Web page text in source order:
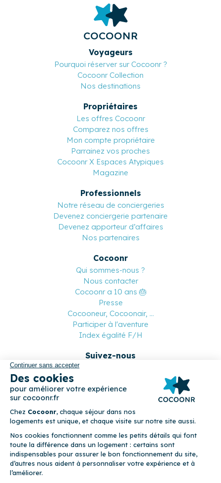
COCOONR
Voyageurs
Pourquoi réserver sur Cocoonr ?
Cocoonr Collection
Nos destinations
Propriétaires
Les offres Cocoonr
Comparez nos offres
Mon compte propriétaire
Parrainez vos proches
Cocoonr X Espaces Atypiques
Magazine
Professionnels
Notre réseau de conciergeries
Devenez conciergerie partenaire
Devenez apporteur d’affaires
Nos partenaires
Cocoonr
Qui sommes-nous ?
Nous contacter
Cocoonr a 10 ans 🎂
Presse
Cocooneur, Cocoonair, ...
Participer à l'aventure
Index égalité F/H
Suivez-nous